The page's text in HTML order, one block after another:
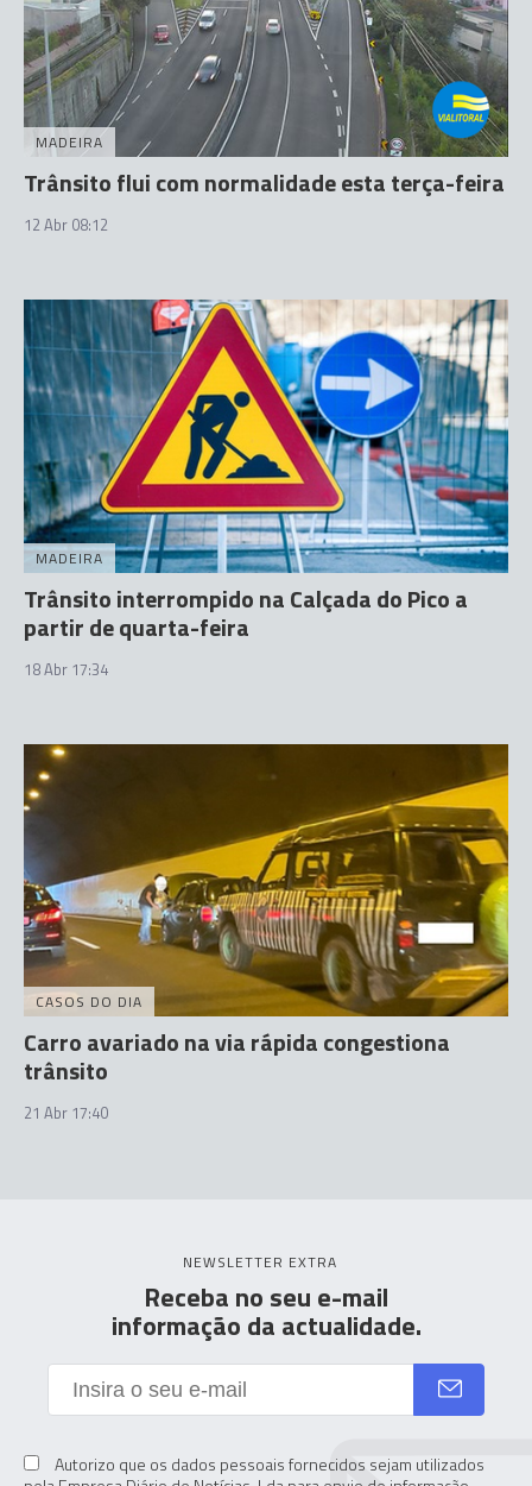
MADEIRA
Trânsito flui com normalidade esta terça-feira
12 Abr 08:12
MADEIRA
Trânsito interrompido na Calçada do Pico a
partir de quarta-feira
18 Abr 17:34
CASOS DO DIA
Carro avariado na via rápida congestiona
trânsito
21 Abr 17:40
NEWSLETTER EXTRA
Receba no seu e-mail
informação da actualidade.
Autorizo que os dados pessoais fornecidos sejam utilizados